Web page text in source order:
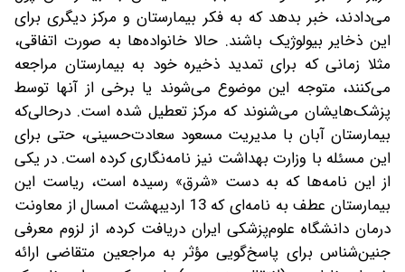
می‌دادند، خبر بدهد که به فکر بیمارستان و مرکز دیگری برای
این ذخایر بیولوژیک باشند. حالا خانواده‌ها به صورت اتفاقی،
مثلا زمانی که برای تمدید ذخیره خود به بیمارستان مراجعه
می‌کنند، متوجه این موضوع می‌شوند ‌یا برخی از آنها توسط
پزشک‌هایشان می‌شنوند که مرکز تعطیل شده است. در‌حالی‌که
بیمارستان آبان با مدیریت مسعود سعادت‌حسینی، حتی برای
این مسئله با وزارت بهداشت نیز نامه‌نگاری کرده است. در یکی
از این نامه‌ها که به دست «شرق» رسیده است، ریاست این
بیمارستان عطف به نامه‌ای که 13 اردیبهشت‌ امسال از معاونت
درمان دانشگاه علوم‌پزشکی ایران دریافت کرده، از لزوم معرفی
جنین‌شناس برای پاسخ‌گویی مؤثر به مراجعین متقاضی ارائه